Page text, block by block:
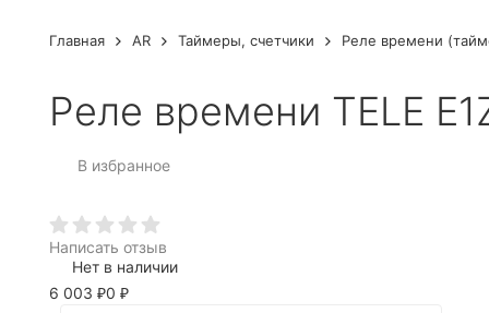
Главная AR Таймеры, счетчики Реле времени
Реле времени TELE
В избранное
Написать отзыв
Нет в наличии
6 003 ₽0 ₽